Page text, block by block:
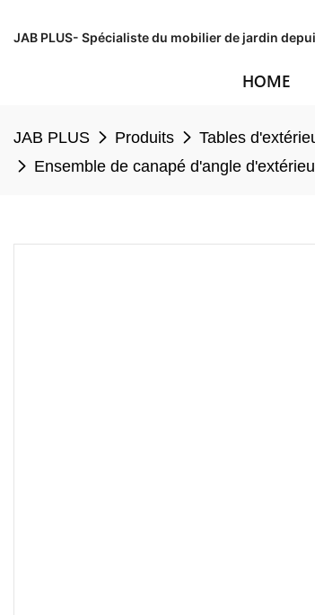
JAB PLUS- Spécialiste du mobilier de jardin
HOME
JAB PLUS Produits Tables
Ensemble de canapé d'angle